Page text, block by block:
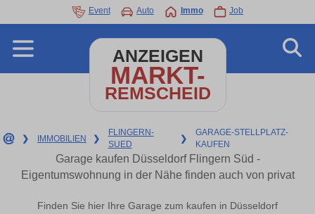
Event Auto Immo Job
ANZEIGEN
MARKT-
REMSCHEID
❯ IMMOBILIEN ❯
FLINGERN-
SUED
❯
GARAGE-STELLPLATZ-
KAUFEN
Garage kaufen Düsseldorf Flingern Süd -
Eigentumswohnung in der Nähe finden auch von privat
Finden Sie hier Ihre Garage zum kaufen in Düsseldorf